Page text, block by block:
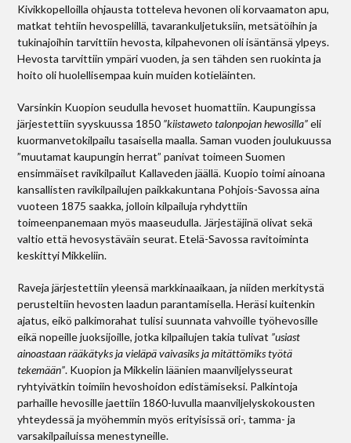
Kivikkopelloilla ohjausta totteleva hevonen oli korvaamaton apu,
matkat tehtiin hevospelillä, tavarankuljetuksiin, metsätöihin ja
tukinajoihin tarvittiin hevosta, kilpahevonen oli isäntänsä ylpeys.
Hevosta tarvittiin ympäri vuoden, ja sen tähden sen ruokinta ja
hoito oli huolellisempaa kuin muiden kotieläinten.
Varsinkin Kuopion seudulla hevoset huomattiin. Kaupungissa
järjestettiin syyskuussa 1850 ”kiistaweto talon­pojan hewosilla”eli
kuormanvetokilpailu tasaisella maalla. Saman vuoden joulukuussa
”muutamat kaupungin herrat” panivat toimeen Suomen
ensimmäiset ravikilpailut Kallaveden jäällä. Kuopio toimi ainoana
kansallisten ravikilpailujen paikkakuntana Pohjois-Savossa aina
vuoteen 1875 saakka, jolloin kilpailuja ryhdyttiin
toimeenpanemaan myös maaseudulla. Järjestäjinä olivat sekä
valtio että hevosystäväin seurat. Etelä-Savossa ravitoiminta
keskittyi Mikkeliin.
Raveja järjestettiin yleensä markkina­aikaan, ja niiden merkitystä
perusteltiin hevosten laadun parantamisella. Heräsi kuitenkin
ajatus, eikö palkimorahat tulisi suunnata vahvoille työhevosille
eikä nopeille juoksijoille, jotka kilpailujen takia tulivat ”usiast
ainoastaan rääkätyks ja vieläpä vaivasiks ja mitättömiks työtä
tekemään”. Kuopion ja Mikkelin läänien maanviljelysseurat
ryhtyivätkin toimiin hevoshoidon edistämiseksi. Palkintoja
parhaille hevosille jaettiin 1860-luvulla maanviljelyskokousten
yhteydessä ja myöhemmin myös erityisissä ori-, tamma- ja
varsakilpailuissa menestyneille.